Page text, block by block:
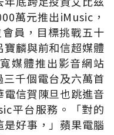
萬元推出iMusic，
員，目標挑戰五十
麟與前和信超媒體
媒體推出影音網站
千個電台及六萬首
信賀陳旦也跳進音
平台服務。「對的
好事，」蘋果電腦